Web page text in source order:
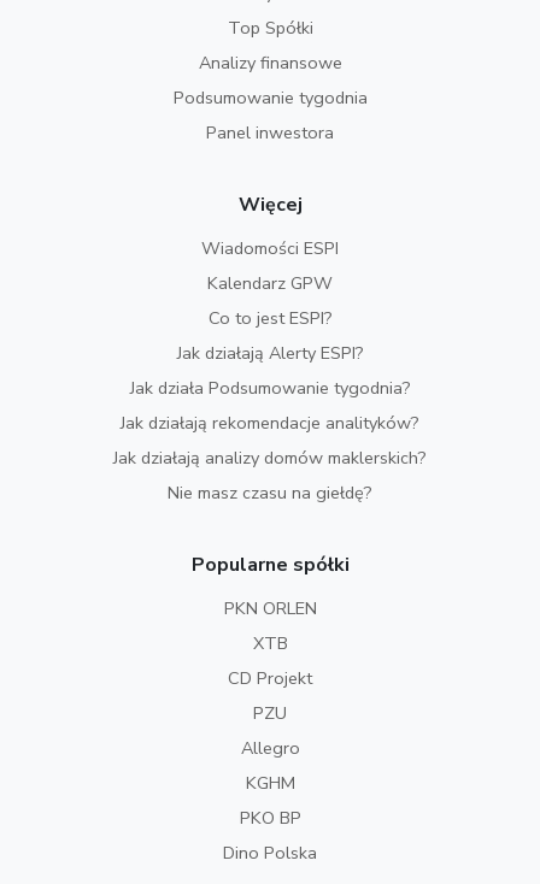
Top Spółki
Analizy finansowe
Podsumowanie tygodnia
Panel inwestora
Więcej
Wiadomości ESPI
Kalendarz GPW
Co to jest ESPI?
Jak działają Alerty ESPI?
Jak działa Podsumowanie tygodnia?
Jak działają rekomendacje analityków?
Jak działają analizy domów maklerskich?
Nie masz czasu na giełdę?
Popularne spółki
PKN ORLEN
XTB
CD Projekt
PZU
Allegro
KGHM
PKO BP
Dino Polska